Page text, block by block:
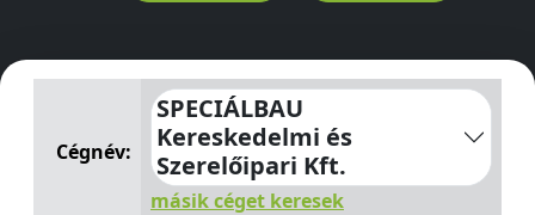
SPECIÁLBAU Kereskedelmi és Szerelőipari Kft.
Cégnév:
SPECIÁLBAU
Kereskedelmi és
Szerelőipari Kft.
másik céget keresek